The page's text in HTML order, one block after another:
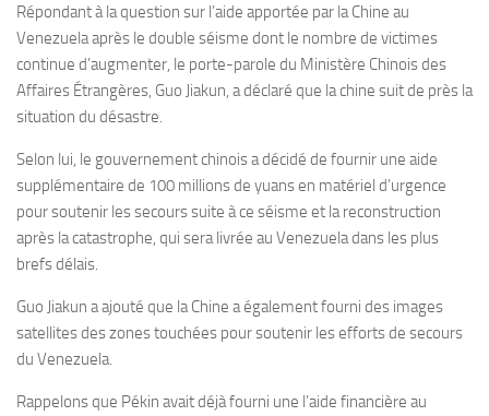
Répondant à la question sur l’aide apportée par la Chine au
Venezuela après le double séisme dont le nombre de victimes
continue d’augmenter, le porte-parole du Ministère Chinois des
Affaires Étrangères, Guo Jiakun, a déclaré que la chine suit de près la
situation du désastre.
Selon lui, le gouvernement chinois a décidé de fournir une aide
supplémentaire de 100 millions de yuans en matériel d’urgence
pour soutenir les secours suite à ce séisme et la reconstruction
après la catastrophe, qui sera livrée au Venezuela dans les plus
brefs délais.
Guo Jiakun a ajouté que la Chine a également fourni des images
satellites des zones touchées pour soutenir les efforts de secours
du Venezuela.
Rappelons que Pékin avait déjà fourni une l’aide financière au